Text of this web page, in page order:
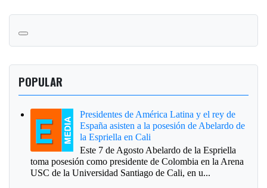
POPULAR
Presidentes de América Latina y el rey de
España asisten a la posesión de Abelardo de
la Espriella en Cali
Este 7 de Agosto Abelardo de la Espriella
toma posesión como presidente de Colombia en la Arena
USC de la Universidad Santiago de Cali, en u...